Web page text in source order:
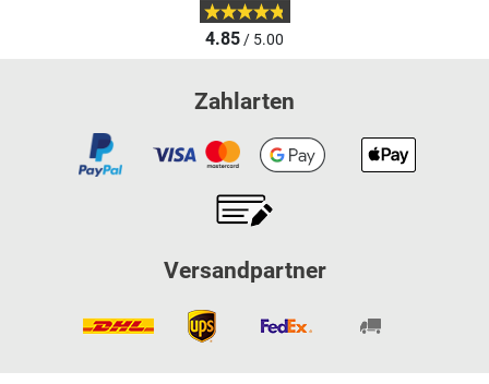
4.85/ 5.00
Zahlarten
Versandpartner